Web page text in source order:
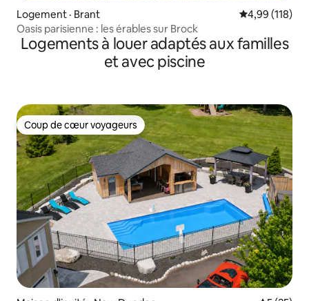
Logement · Brant Note
4,99 (118)
Oasis parisienne : les érables sur Brock
Logements à louer adaptés aux familles
et avec piscine
Coup de cœur voyageurs
Coup de cœur voyageurs